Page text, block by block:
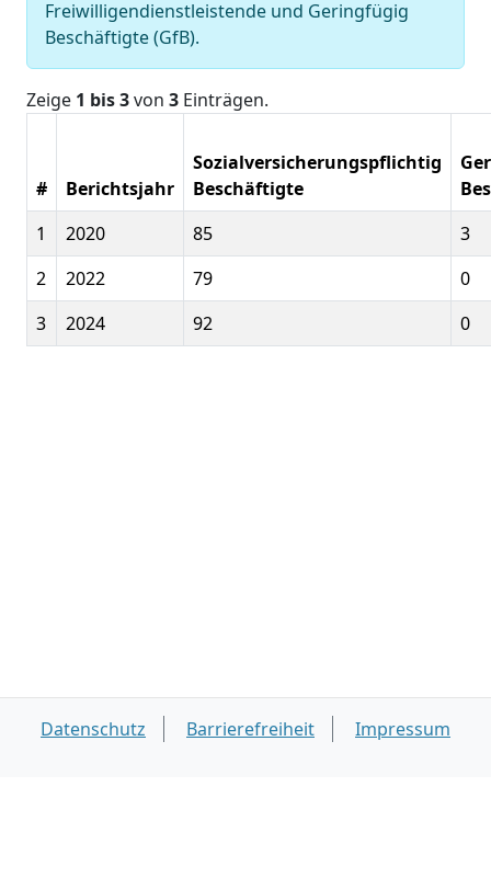
Freiwilligendienstleistende und Geringfügig
Beschäftigte (GfB).
Zeige 1 bis 3von 3 Einträgen.
# Berichtsjahr
Sozialversicherungspflichtig
Beschäftigte
1
2020 85
3
2
2022 79
0
3
2024 92 0
Datenschutz Barrierefreiheit Impressum